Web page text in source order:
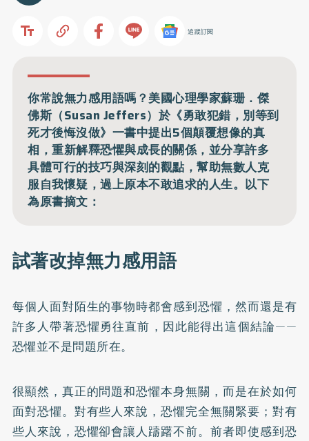
追蹤訂閱
你常說無力感用語嗎？美國心理學家蘇珊．傑
佛斯（Susan Jeffers）於《勇敢犯錯，別等到
死才後悔沒做》一書中提出5個顛覆想像的真
相，重新解釋恐懼與成長的關係，並分享許多
具體可行的技巧與深刻的觀點，幫助無數人克
服自我懷疑，過上原本不敢追求的人生。以下
為原書摘文：
試著改掉無力感用語
每個人面對陌生的事物時都會感到恐懼，然而還是有
許多人帶著恐懼勇往直前，因此能得出這個結論——
恐懼並不是問題所在。
很顯然，真正的問題和恐懼本身無關，而是在於如何
面對恐懼。對有些人來說，恐懼完全無關緊要；對有
些人來說，恐懼卻會讓人躊躇不前。前者即使感到恐